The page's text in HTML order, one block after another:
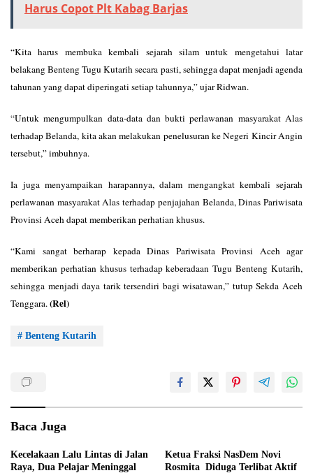
Harus Copot Plt Kabag Barjas
“Kita harus membuka kembali sejarah silam untuk mengetahui latar
belakang Benteng Tugu Kutarih secara pasti, sehingga dapat menjadi agenda
tahunan yang dapat diperingati setiap tahunnya,” ujar Ridwan.
“Untuk mengumpulkan data-data dan bukti perlawanan masyarakat Alas
terhadap Belanda, kita akan melakukan penelusuran ke Negeri Kincir Angin
tersebut,” imbuhnya.
Ia juga menyampaikan harapannya, dalam mengangkat kembali sejarah
perlawanan masyarakat Alas terhadap penjajahan Belanda, Dinas Pariwisata
Provinsi Aceh dapat memberikan perhatian khusus.
“Kami sangat berharap kepada Dinas Pariwisata Provinsi Aceh agar
memberikan perhatian khusus terhadap keberadaan Tugu Benteng Kutarih,
sehingga menjadi daya tarik tersendiri bagi wisatawan,” tutup Sekda Aceh
Tenggara.(Rel)
# Benteng Kutarih
Baca Juga
Kecelakaan Lalu Lintas di Jalan
Raya, Dua Pelajar Meninggal
Ketua Fraksi NasDem Novi
Rosmita Diduga Terlibat Aktif